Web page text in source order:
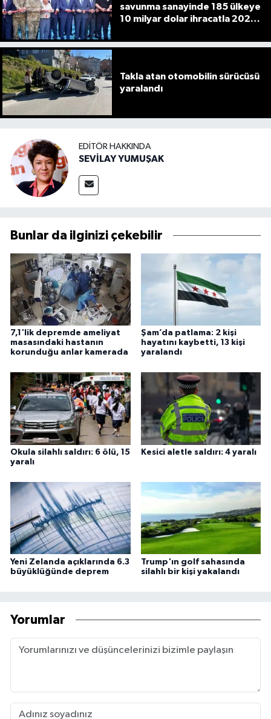
savunma sanayinde 185 ülkeye
10 milyar dolar ihracatla 2025'i
Takla atan otomobilin sürücüsü
yaralandı
EDITÖR HAKKINDA
SEVİLAY YUMUŞAK
Bunlar da ilginizi çekebilir
7,1'lik depremde ameliyat
masasındaki hastanın
korunduğu anlar kamerada
Şam’da patlama: 2 kişi
hayatını kaybetti, 13 kişi
yaralandı
Okula silahlı saldırı: 6 ölü, 15
yaralı
Kesici aletle saldırı: 4 yaralı
Yeni Zelanda açıklarında 6.3
büyüklüğünde deprem
Trump'ın golf sahasında
silahlı bir kişi yakalandı
Yorumlar